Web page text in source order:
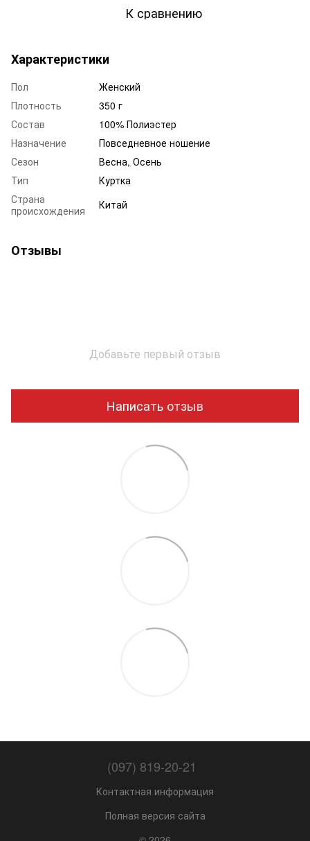
К сравнению
Характеристики
Пол
Женский
Плотность
350 г
Состав
100% Полиэстер
Назначение
Повседневное ношение
Сезон
Весна, Осень
Тип
Куртка
Страна
происхождения
Китай
Отзывы
Добавьте первый отзыв
Написать отзыв
(097) 819-20-21
Контактная информация
Полная версия сайта